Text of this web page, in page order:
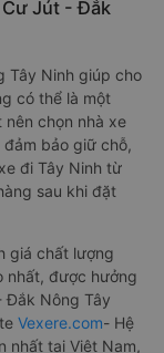
Cư Jút - Đắk
Tây Ninh giúp cho
có thể là một
chọn nhà xe
đảm bảo giữ chỗ,
đi Tây Ninh từ
sau khi đặt
giá chất lượng
nhất, được hưởng
Đắk Nông Tây
Vexere.com- Hệ
nhất tại Việt Nam,